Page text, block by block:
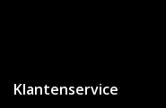
Klantenservice